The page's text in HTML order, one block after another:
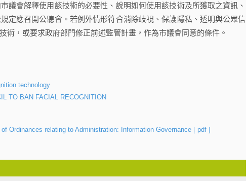
議會解釋使用該技術的必要性、說明如何使用該技術及所獲取之資訊、
定應召開公聽會。若例外情形符合消除歧視、保護隱私、透明與公眾信
術，或要求政府部門修正前述監管計畫，作為市議會同意的條件。
technology
TO BAN FACIAL RECOGNITION
Ordinances relating to Administration: Information Governance [ pdf ]